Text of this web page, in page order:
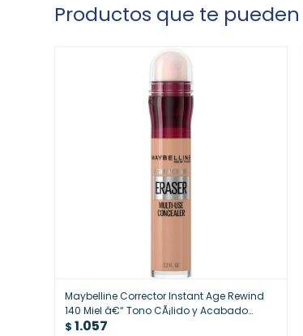
Productos que te
Maybelline Corrector Instant Age Rewind
140 Miel â€“ Tono CÃ¡lido y Acabado
Impecable
$ 1.057